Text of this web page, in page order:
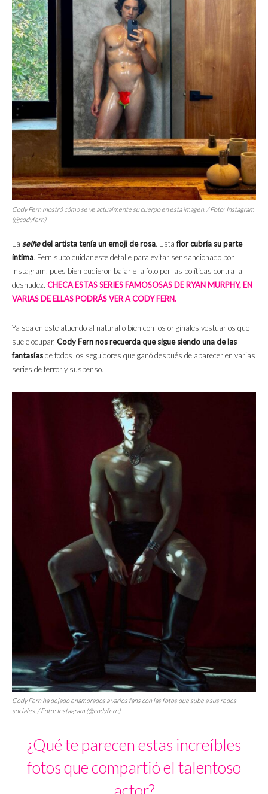
Cody Fern mostró cómo se ve actualmente su cuerpo en esta imagen. / Foto: Instagram
(@codyfern)
La selfiedel artista tenía un emoji de rosa. Estaflor cubría su parte
íntima. Fern supo cuidar este detalle para evitar ser sancionado por
Instagram, pues bien pudieron bajarle la foto por las políticas contra la
desnudez. CHECA ESTAS SERIES FAMOSOSAS DE RYAN MURPHY, EN
VARIAS DE ELLAS PODRÁS VER A CODY FERN.
Ya sea en este atuendo al natural o bien con los originales vestuarios que
suele ocupar, Cody Fern nos recuerda que sigue siendo una de las
fantasíasde todos los seguidores que ganó después de aparecer en varias
series de terror y suspenso.
Cody Fern ha dejado enamorados a varios fans con las fotos que sube a sus redes
sociales. / Foto: Instagram (@codyfern)
¿Qué te parecen estas increíbles
fotos que compartió el talentoso